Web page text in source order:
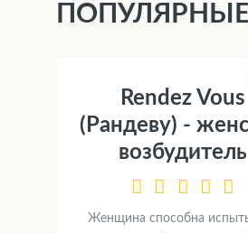
Rendez Vous
(Рандеву) -
возбудитель
Женщина способна